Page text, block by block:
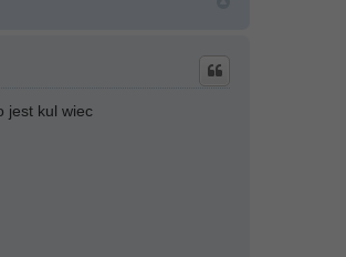
jest kul wiec